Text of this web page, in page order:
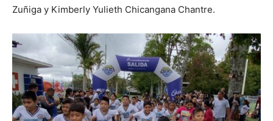
Zuñiga y Kimberly Yulieth Chicangana Chantre.